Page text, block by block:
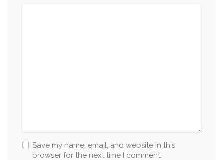
Save my name, email, and website in this
browser for the next time I comment.